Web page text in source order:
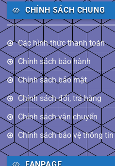
CHÍNH SÁCH CHUNG
Các hình thức thanh toán
Chính sách bảo hành
Chính sách bảo mật
Chính sách đổi, trả hàng
Chính sách vận chuyển
Chính sách bảo vệ thông